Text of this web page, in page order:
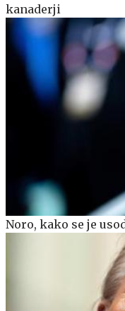
kanaderji
Noro, kako se je